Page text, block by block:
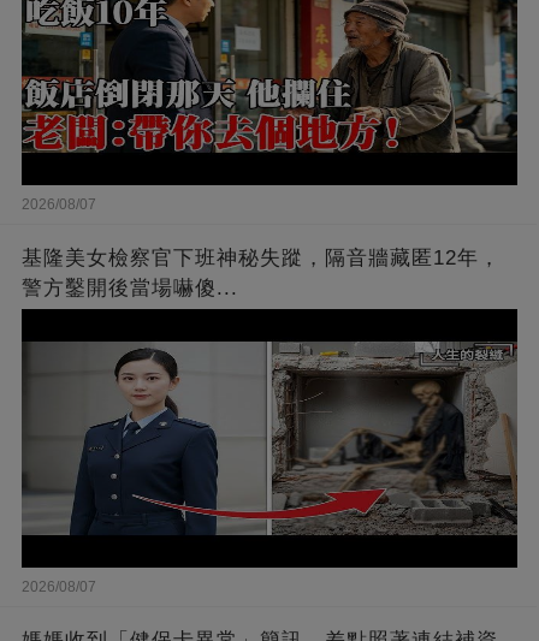
2026/08/07
基隆美女檢察官下班神秘失蹤，隔音牆藏匿12年，
警方鑿開後當場嚇傻...
2026/08/07